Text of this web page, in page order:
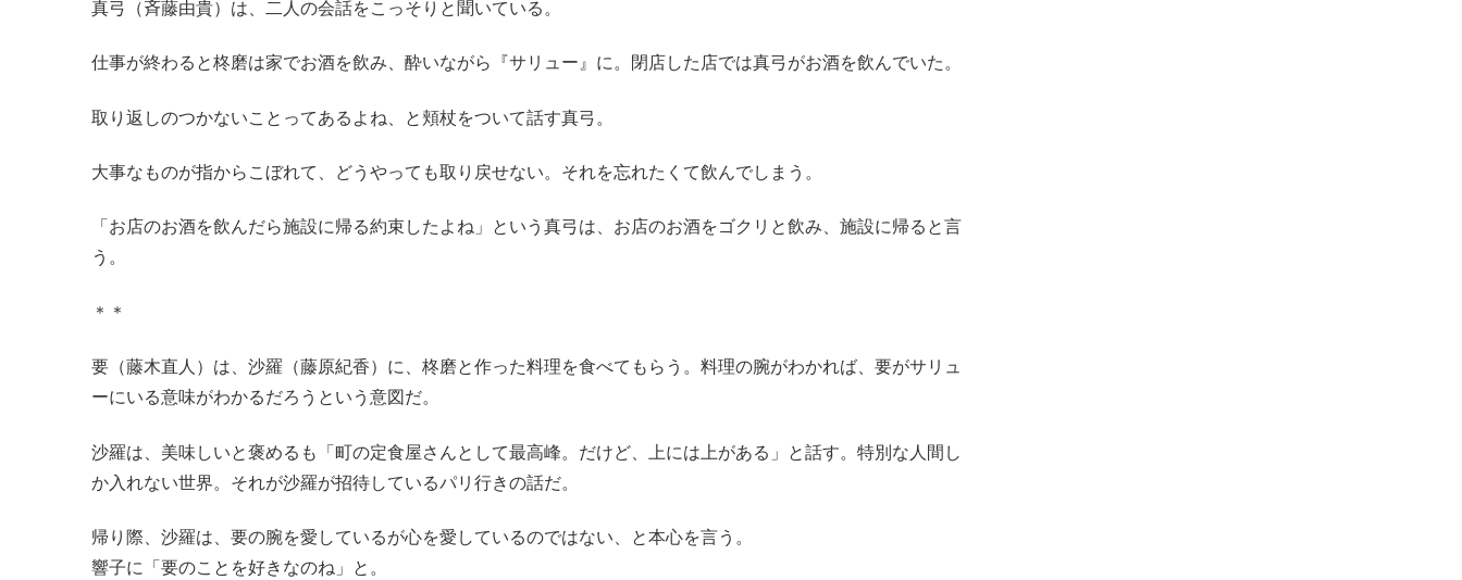
真弓（斉藤由貴）は、二人の会話をこっそりと聞いている。
仕事が終わると柊磨は家でお酒を飲み、酔いながら『サリュー』に。閉店した店では真弓がお酒を飲んでいた。
取り返しのつかないことってあるよね、と頬杖をついて話す真弓。
大事なものが指からこぼれて、どうやっても取り戻せない。それを忘れたくて飲んでしまう。
「お店のお酒を飲んだら施設に帰る約束したよね」という真弓は、お店のお酒をゴクリと飲み、施設に帰ると言
う。
＊＊
要（藤木直人）は、沙羅（藤原紀香）に、柊磨と作った料理を食べてもらう。料理の腕がわかれば、要がサリュ
ーにいる意味がわかるだろうという意図だ。
沙羅は、美味しいと褒めるも「町の定食屋さんとして最高峰。だけど、上には上がある」と話す。特別な人間し
か入れない世界。それが沙羅が招待しているパリ行きの話だ。
帰り際、沙羅は、要の腕を愛しているが心を愛しているのではない、と本心を言う。
響子に「要のことを好きなのね」と。